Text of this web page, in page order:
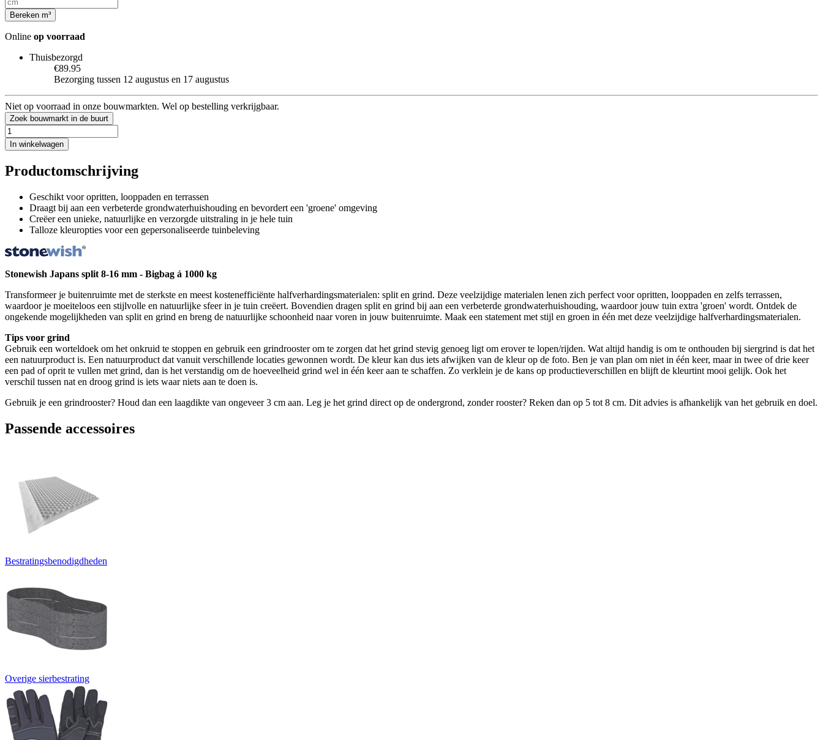
Bereken m³
Online op voorraad
Thuisbezorgd
€89.95
Bezorging tussen 12 augustus en 17 augustus
Niet op voorraad in onze bouwmarkten. Wel op bestelling verkrijgbaar.
Zoek bouwmarkt in de buurt
In winkelwagen
Productomschrijving
Geschikt voor opritten, looppaden en terrassen
Draagt bij aan een verbeterde grondwaterhuishouding en bevordert een 'groene' omgeving
Creëer een unieke, natuurlijke en verzorgde uitstraling in je hele tuin
Talloze kleuropties voor een gepersonaliseerde tuinbeleving
Stonewish Japans split 8-16 mm - Bigbag á 1000 kg
Transformeer je buitenruimte met de sterkste en meest kostenefficiënte halfverhardingsmaterialen: split en grind. Deze veelzijdige materialen lenen zich perfect voor opritten, looppaden en zelfs terrassen,
waardoor je moeiteloos een stijlvolle en natuurlijke sfeer in je tuin creëert. Bovendien dragen split en grind bij aan een verbeterde grondwaterhuishouding, waardoor jouw tuin extra 'groen' wordt. Ontdek de
ongekende mogelijkheden van split en grind en breng de natuurlijke schoonheid naar voren in jouw buitenruimte. Maak een statement met stijl en groen in één met deze veelzijdige halfverhardingsmaterialen.
Tips voor grind
Gebruik een worteldoek om het onkruid te stoppen en gebruik een grindrooster om te zorgen dat het grind stevig genoeg ligt om erover te lopen/rijden. Wat altijd handig is om te onthouden bij siergrind is dat het
een natuurproduct is. Een natuurproduct dat vanuit verschillende locaties gewonnen wordt. De kleur kan dus iets afwijken van de kleur op de foto. Ben je van plan om niet in één keer, maar in twee of drie keer
een pad of oprit te vullen met grind, dan is het verstandig om de hoeveelheid grind wel in één keer aan te schaffen. Zo verklein je de kans op productieverschillen en blijft de kleurtint mooi gelijk. Ook het
verschil tussen nat en droog grind is iets waar niets aan te doen is.
Gebruik je een grindrooster? Houd dan een laagdikte van ongeveer 3 cm aan. Leg je het grind direct op de ondergrond, zonder rooster? Reken dan op 5 tot 8 cm. Dit advies is afhankelijk van het gebruik en doel.
Passende accessoires
Bestratingsbenodigdheden
Overige sierbestrating